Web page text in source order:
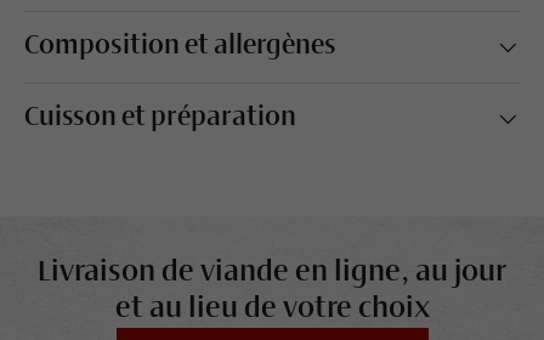
Composition et allergènes
Cuisson et préparation
Livraison de viande en ligne, au jour
et au lieu de votre choix